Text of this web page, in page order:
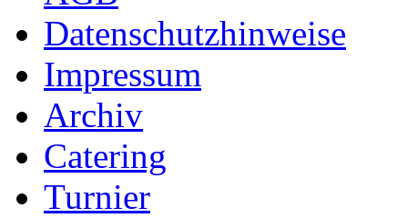
Datenschutzhinweise
Impressum
Archiv
Catering
Turnier